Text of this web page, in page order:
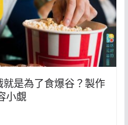
就是為了食爆谷？製作
小覷